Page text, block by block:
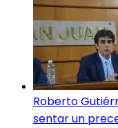
Roberto
sentar un